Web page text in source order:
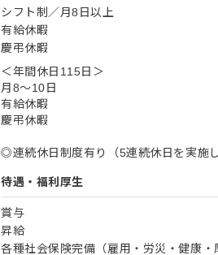
シフト制／月8日以上
有給休暇
慶弔休暇
＜年間休日115日＞
月8～10日
有給休暇
慶弔休暇
◎連続休日制度有り（5連続休日を実施し
待遇・福利厚生
賞与
昇給
各種社会保険完備（雇用・労災・健康・